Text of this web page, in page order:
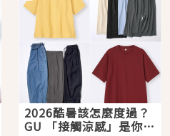
2026酷暑該怎麼度過？
GU 「接觸涼感」是你的